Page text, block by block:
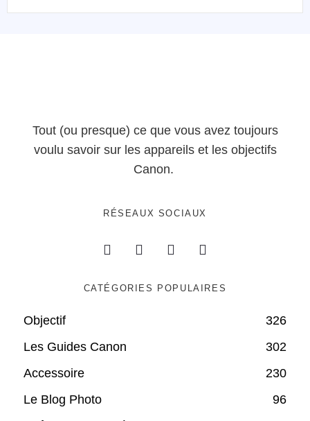
Tout (ou presque) ce que vous avez toujours
voulu savoir sur les appareils et les objectifs
Canon.
RÉSEAUX SOCIAUX
CATÉGORIES POPULAIRES
Objectif
326
Les Guides Canon
302
Accessoire
230
Le Blog Photo
96